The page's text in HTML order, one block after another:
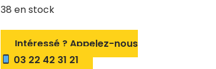
38 en stock
Intéressé ? Appelez-nous
03 22 42 31 21